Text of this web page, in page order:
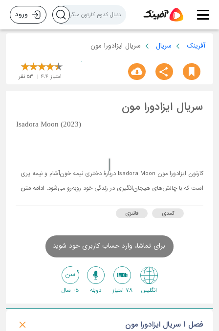
ورود
آفرینک سریال سریال ایزادورا مون
امتیاز 4.4
53 نفر
سریال ایزادورا مون
Isadora Moon (2023)
کارتون ایزادورا مون Isadora Moon دربارۀ دختری نیمه خون‌آشام و نیمه پری
است که با چالش‌های هیجان‌انگیزی در زندگی خود روبه‌رو می‌شود. ادامه متن
کمدی فانتزی
برای تماشا، وارد حساب کاربری خود شوید
انگلیس 7.9 امتیاز دوبله 5+ سال
فصل 1 سریال ایزادورا مون